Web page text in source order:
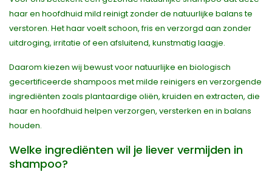
haar en hoofdhuid mild reinigt zonder de natuurlijke balans te
verstoren. Het haar voelt schoon, fris en verzorgd aan zonder
uitdroging, irritatie of een afsluitend, kunstmatig laagje.
Daarom kiezen wij bewust voor natuurlijke en biologisch
gecertificeerde shampoos met milde reinigers en verzorgende
ingrediënten zoals plantaardige oliën, kruiden en extracten, die
haar en hoofdhuid helpen verzorgen, versterken en in balans
houden.
Welke ingrediënten wil je liever vermijden in
shampoo?